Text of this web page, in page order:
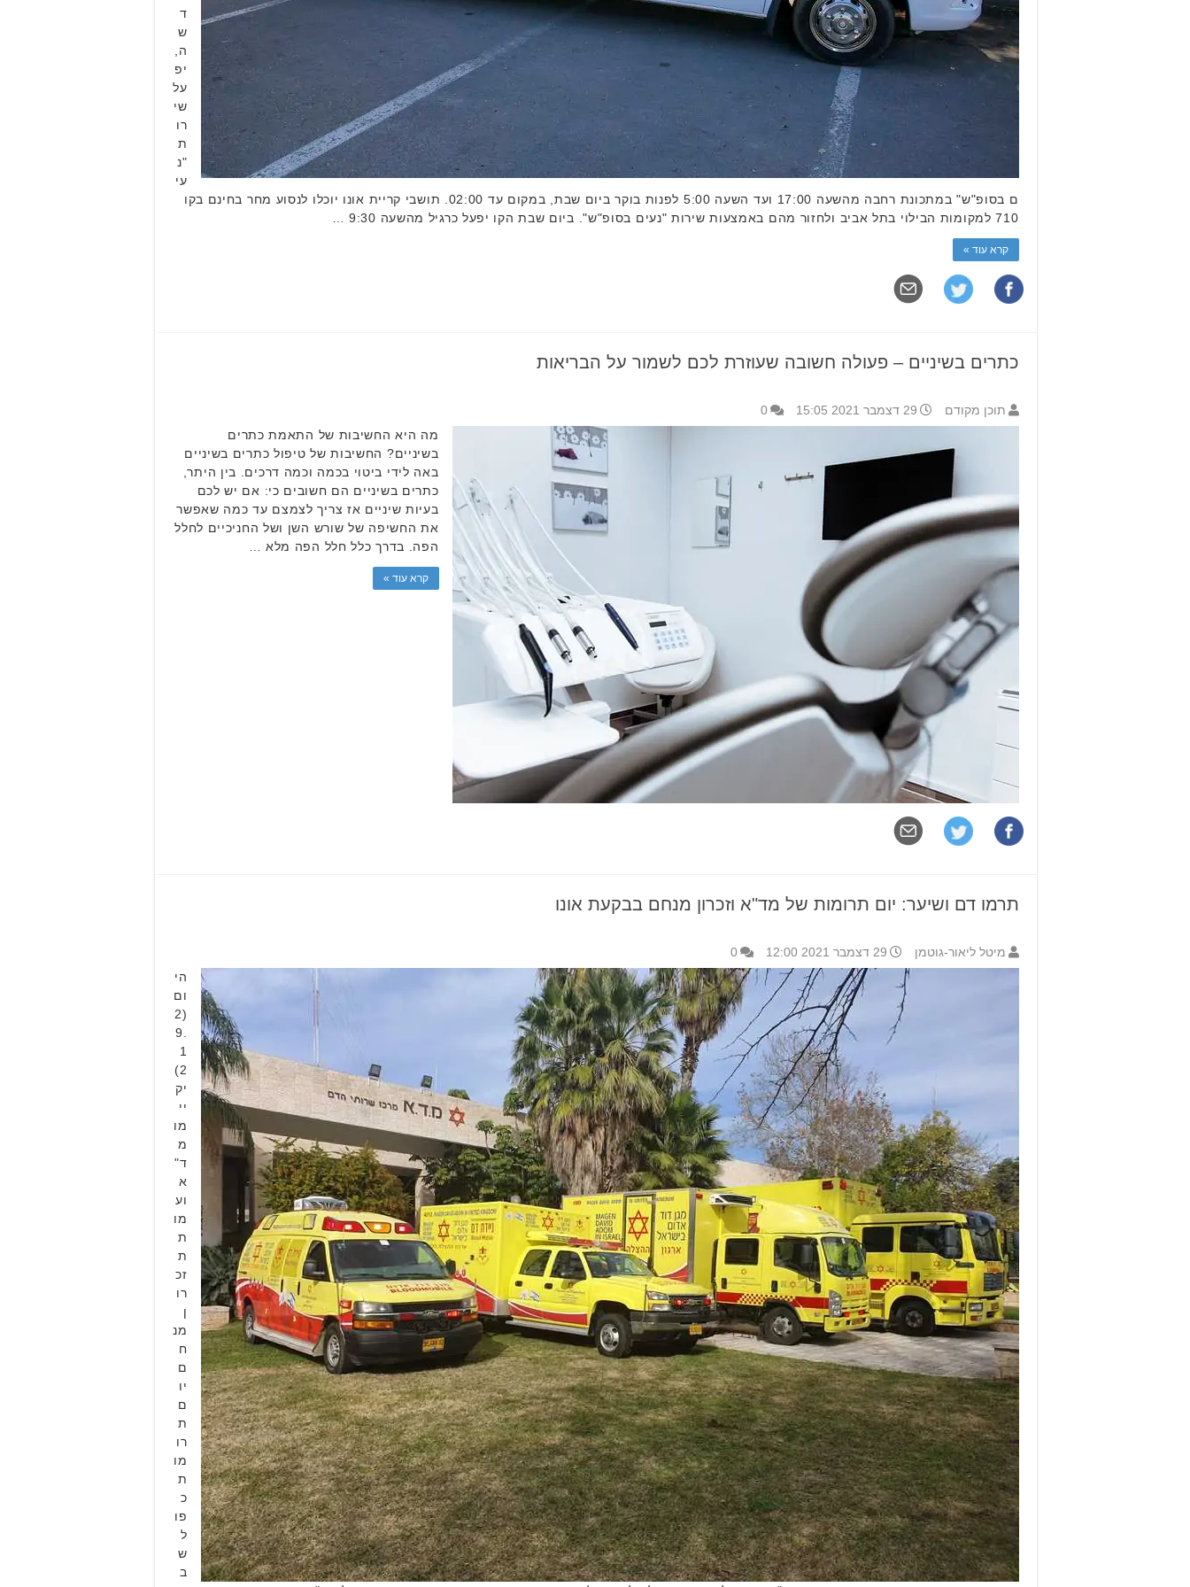
ד
ש
ה,
יפ
על
שי
רו
ת
"נ
עי
ם בסופ"ש" במתכונת רחבה מהשעה 17:00 ועד השעה 5:00 לפנות בוקר ביום שבת, במקום עד 02:00. תושבי קריית אונו יוכלו לנסוע מחר בחינם בקו
710 למקומות הבילוי בתל אביב ולחזור מהם באמצעות שירות "נעים בסופ"ש". ביום שבת הקו יפעל כרגיל מהשעה 9:30 …
קרא עוד »
כתרים בשיניים – פעולה חשובה שעוזרת לכם לשמור על הבריאות
תוכן מקודם 29 דצמבר 2021 15:05 0
מה היא החשיבות של התאמת כתרים
בשיניים? החשיבות של טיפול כתרים בשיניים
באה לידי ביטוי בכמה וכמה דרכים. בין היתר,
כתרים בשיניים הם חשובים כי: אם יש לכם
בעיות שיניים אז צריך לצמצם עד כמה שאפשר
את החשיפה של שורש השן ושל החניכיים לחלל
הפה. בדרך כלל חלל הפה מלא …
קרא עוד »
תרמו דם ושיער: יום תרומות של מד"א וזכרון מנחם בבקעת אונו
מיטל ליאור-גוטמן 29 דצמבר 2021 12:00 0
הי
ום
(2
9.
1
2)
יק
יי
מו
מ
ד"
א
וע
מו
ת
ת
זכ
רו
ן
מנ
ח
ם
יו
ם
ת
רו
מו
ת
כ
פו
ל
ש
ב